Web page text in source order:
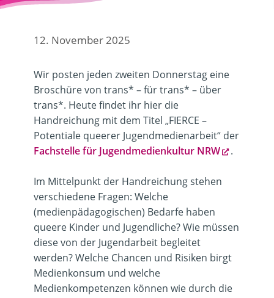
12. November 2025
Wir posten jeden zweiten Donnerstag eine
Broschüre von trans* – für trans* – über
trans*. Heute findet ihr hier die
Handreichung mit dem Titel „FIERCE –
Potentiale queerer Jugendmedienarbeit“ der
Fachstelle für Jugendmedienkultur NRW
.
Im Mittelpunkt der Handreichung stehen
verschiedene Fragen: Welche
(medienpädagogischen) Bedarfe haben
queere Kinder und Jugendliche? Wie müssen
diese von der Jugendarbeit begleitet
werden? Welche Chancen und Risiken birgt
Medienkonsum und welche
Medienkompetenzen können wie durch die